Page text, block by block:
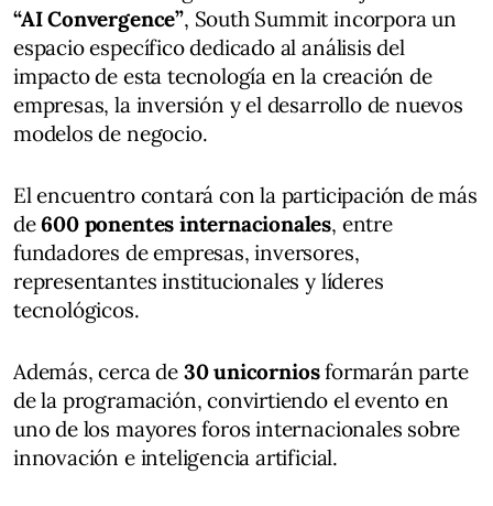
“AI Convergence”, South Summit incorpora un
espacio específico dedicado al análisis del
impacto de esta tecnología en la creación de
empresas, la inversión y el desarrollo de nuevos
modelos de negocio.
El encuentro contará con la participación de más
de600 ponentes internacionales, entre
fundadores de empresas, inversores,
representantes institucionales y líderes
tecnológicos.
Además, cerca de 30 unicorniosformarán parte
de la programación, convirtiendo el evento en
uno de los mayores foros internacionales sobre
innovación e inteligencia artificial.